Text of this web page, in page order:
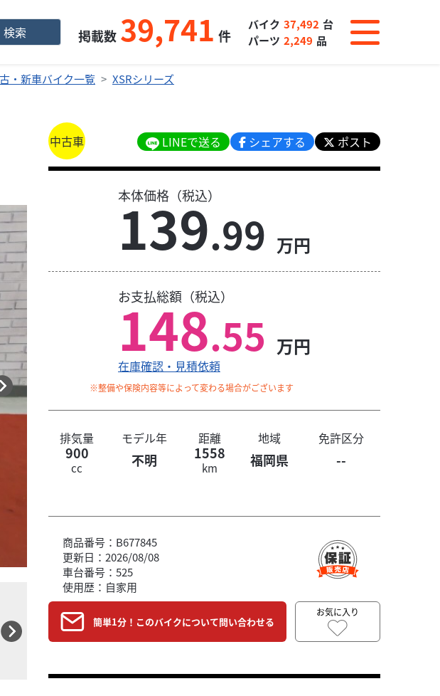
検索 掲載数 39,741 件
バイク 37,492 台
パーツ 2,249 品
・新車バイク一覧
XSRシリーズ
中古車 LINEで送る シェアする ポスト
本体価格（税込）
139.99 万円
お支払総額（税込）
148.55 万円
在庫確認・見積依頼
※整備や保険内容等によって変わる場合がございます
排気量 モデル年 距離 地域 免許区分
900
cc 不明 1558
km 福岡県 --
商品番号：B677845
更新日：2026/08/08
車台番号：525
使用歴：自家用
簡単1分！このバイクについて問い合わせる
お気に入り